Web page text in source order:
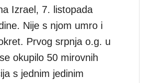
Izrael, 7. listopada
Nije s njom umro i
Prvog srpnja o.g. u
okupilo 50 mirovnih
s jednim jedinim